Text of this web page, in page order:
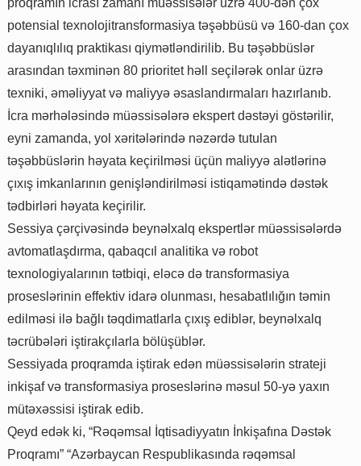
potensial texnolojitransformasiya təşəbbüsü və 160-dan çox
dayanıqlılıq praktikası qiymətləndirilib. Bu təşəbbüslər
arasından təxminən 80 prioritet həll seçilərək onlar üzrə
texniki, əməliyyat və maliyyə əsaslandırmaları hazırlanıb.
İcra mərhələsində müəssisələrə ekspert dəstəyi göstərilir,
eyni zamanda, yol xəritələrində nəzərdə tutulan
təşəbbüslərin həyata keçirilməsi üçün maliyyə alətlərinə
çıxış imkanlarının genişləndirilməsi istiqamətində dəstək
tədbirləri həyata keçirilir.
Sessiya çərçivəsində beynəlxalq ekspertlər müəssisələrdə
avtomatlaşdırma, qabaqcıl analitika və robot
texnologiyalarının tətbiqi, eləcə də transformasiya
proseslərinin effektiv idarə olunması, hesabatlılığın təmin
edilməsi ilə bağlı təqdimatlarla çıxış ediblər, beynəlxalq
təcrübələri iştirakçılarla bölüşüblər.
Sessiyada proqramda iştirak edən müəssisələrin strateji
inkişaf və transformasiya proseslərinə məsul 50-yə yaxın
mütəxəssisi iştirak edib.
Qeyd edək ki, “Rəqəmsal İqtisadiyyatın İnkişafına Dəstək
Proqramı” “Azərbaycan Respublikasında rəqəmsal